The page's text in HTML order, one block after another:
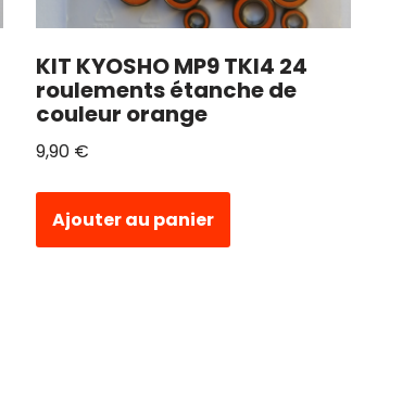
KIT KYOSHO MP9 TKI4 24
roulements étanche de
couleur orange
9,90 €
Ajouter au panier